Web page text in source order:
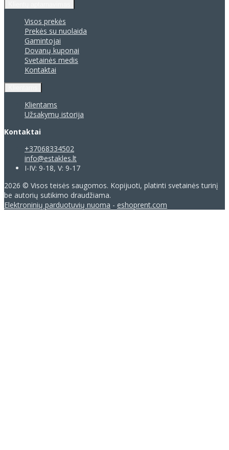
Visos prekės
Prekės su nuolaida
Gamintojai
Dovanų kuponai
Svetainės medis
Kontaktai
Klientams
Užsakymų istorija
Kontaktai
+37068334502
info@estakles.lt
I-IV: 9-18, V: 9-17
2026 © Visos teisės saugomos. Kopijuoti, platinti svetainės turinį
be autorių sutikimo draudžiama.
Elektroninių parduotuvių nuoma - eshoprent.com